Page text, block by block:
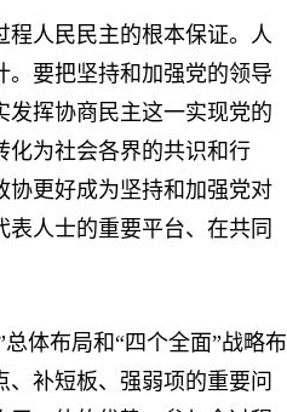
人民民主的根本保证。人
。要把坚持和加强党的领导
挥协商民主这一实现党的
化为社会各界的共识和行
协更好成为坚持和加强党对
人士的重要平台、在共同
体布局和“四个全面”战略布
补短板、强弱项的重要问